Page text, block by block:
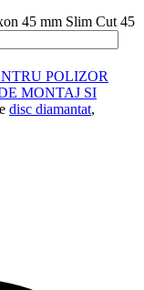
45 mm Slim Cut 45
POLIZOR
MONTAJ SI
disc diamantat,